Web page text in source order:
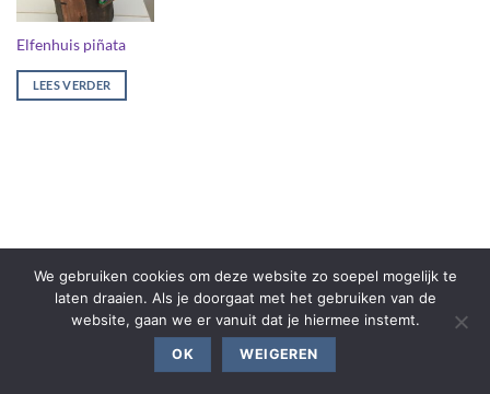
Elfenhuis piñata
LEES VERDER
We gebruiken cookies om deze website zo soepel mogelijk te
laten draaien. Als je doorgaat met het gebruiken van de
website, gaan we er vanuit dat je hiermee instemt.
OK WEIGEREN